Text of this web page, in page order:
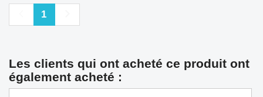
Précédent
1
Les clients qui ont acheté ce produit ont
également acheté :